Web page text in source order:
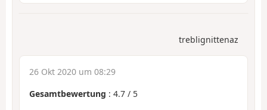
treblignittenaz
26 Okt 2020 um 08:29
Gesamtbewertung : 4.7 / 5